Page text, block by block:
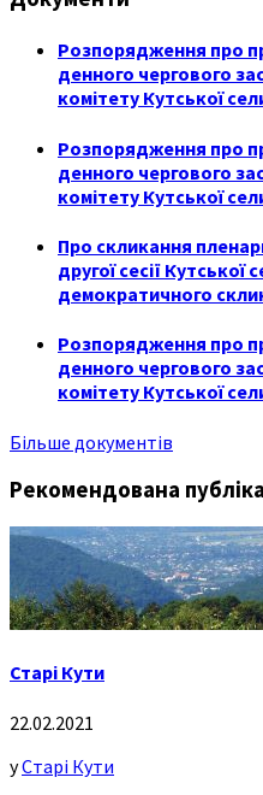
Розпорядження про
денного чергового
комітету Кутської
Розпорядження про
денного чергового
комітету Кутської
Про скликання
другої сесії
демократичного
Розпорядження про
денного чергового
комітету Кутської
Більше документів
Рекомендована
Старі Кути
22.02.2021
уСтарі Кути